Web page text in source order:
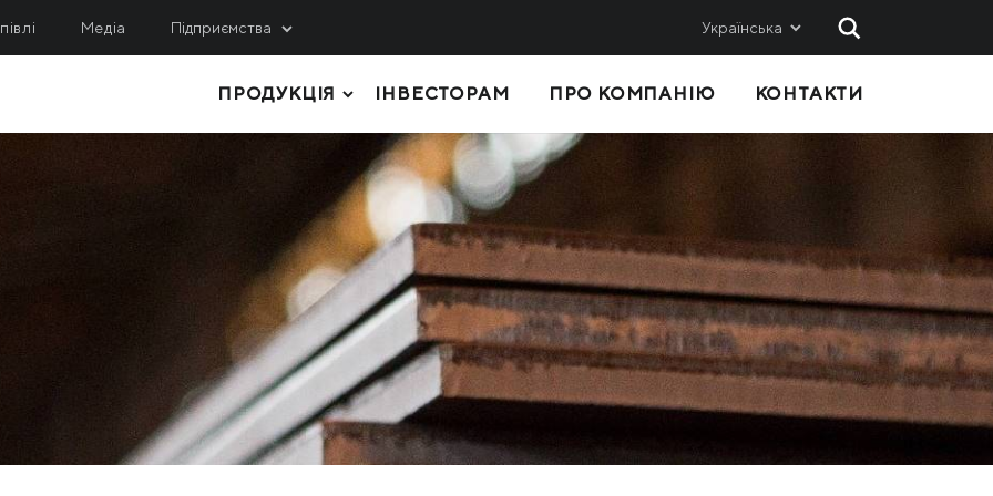
Медіа Підприємства
ЛОГІСТИКА
КРМЗ
Метінвест-Шіппінг
Metinvest Digital
Метінвест Бізнес Сервіс
Метінвест Січсталь
Metinvest International SA
Metinvest Polska
Українська
ПРОДУКЦІЯ
ТОВСТОЛИСТОВИЙ ПРОКАТ
ТРУБИ І ПРОФІЛІ
РУЛОННИЙ ПРОКАТ
ЛИСТОВИЙ ПРОКАТ
СОРТОВИЙ ПРОКАТ
СИРОВИНА ТА НАПІВФАБРИКАТИ
ІНВЕСТОРАМ ПРО КОМПАНІЮ КОНТАКТИ